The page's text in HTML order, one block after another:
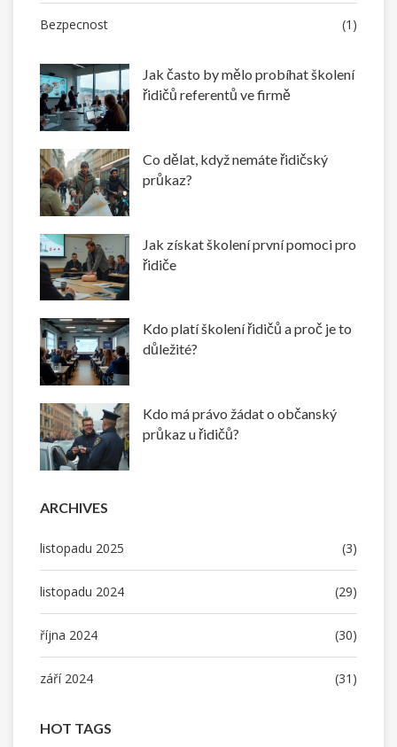
Bezpecnost (1)
Jak často by mělo probíhat školení
řidičů referentů ve firmě
Co dělat, když nemáte řidičský
průkaz?
Jak získat školení první pomoci pro
řidiče
Kdo platí školení řidičů a proč je to
důležité?
Kdo má právo žádat o občanský
průkaz u řidičů?
ARCHIVES
listopadu 2025 (3)
listopadu 2024 (29)
října 2024 (30)
září 2024 (31)
HOT TAGS